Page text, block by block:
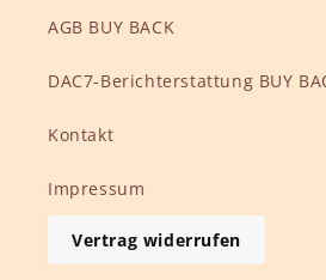
AGB BUY BACK
DAC7-Berichterstattung BUY
Kontakt
Impressum
Vertrag widerrufen